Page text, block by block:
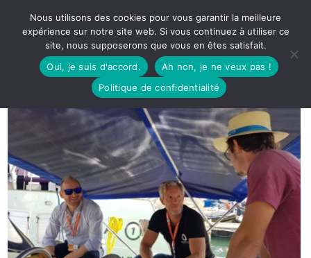
Nous utilisons des cookies pour vous garantir la meilleure
expérience sur notre site web. Si vous continuez à utiliser ce
site, nous supposerons que vous en êtes satisfait.
Oui, je suis d'accord.
Ah non, je ne veux pas !
Politique de confidentialité